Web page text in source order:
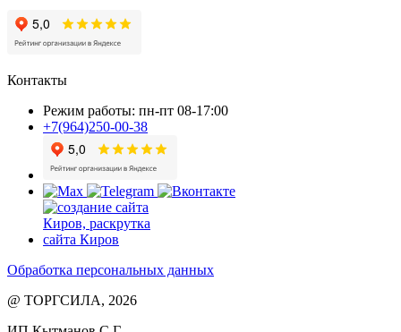
Контакты
Режим работы: пн-пт 08-17:00
+7(964)250-00-38
Обработка персональных данных
@ ТОРГСИЛА, 2026